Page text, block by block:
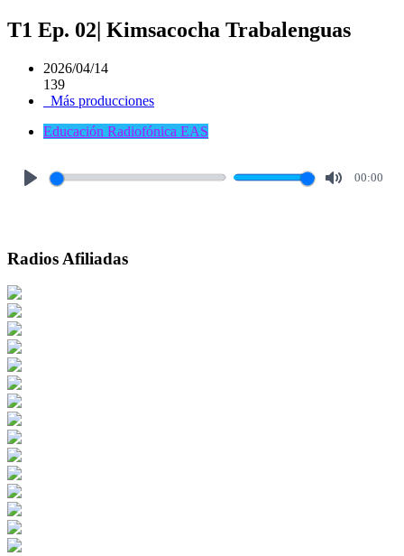
T1 Ep. 02| Kimsacocha Trabalenguas
2026/04/14
139
Más producciones
Educación Radiofónica EAS
00:00
Radios Afiliadas